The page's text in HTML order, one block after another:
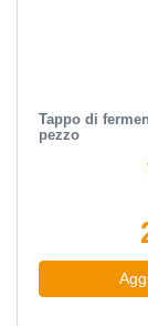
Tappo di
pezzo